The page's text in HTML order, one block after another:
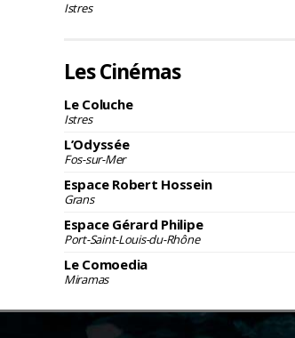
Istres
Les Cinémas
Le Coluche
Istres
L’Odyssée
Fos-sur-Mer
Espace Robert Hossein
Grans
Espace Gérard Philipe
Port-Saint-Louis-du-Rhône
Le Comoedia
Miramas